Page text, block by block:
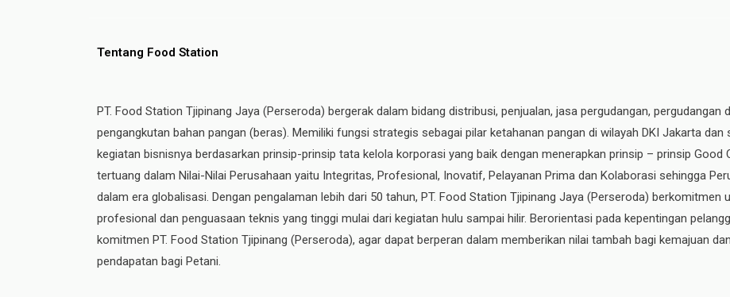
Tentang Food Station
PT. Food Station Tjipinang Jaya (Perseroda) bergerak dalam bidang distribusi, penjualan, jasa pergudangan, pergudangan
pengangkutan bahan pangan (beras). Memiliki fungsi strategis sebagai pilar ketahanan pangan di wilayah DKI Jakarta
kegiatan bisnisnya berdasarkan prinsip-prinsip tata kelola korporasi yang baik dengan menerapkan prinsip – prinsip Good
tertuang dalam Nilai-Nilai Perusahaan yaitu Integritas, Profesional, Inovatif, Pelayanan Prima dan Kolaborasi sehingga
dalam era globalisasi. Dengan pengalaman lebih dari 50 tahun, PT. Food Station Tjipinang Jaya (Perseroda) berkomitmen
profesional dan penguasaan teknis yang tinggi mulai dari kegiatan hulu sampai hilir. Berorientasi pada kepentingan
komitmen PT. Food Station Tjipinang (Perseroda), agar dapat berperan dalam memberikan nilai tambah bagi kemajuan
pendapatan bagi Petani.